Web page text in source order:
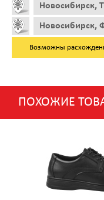
Новосибирск,
Новосибирск,
Возможны
ПОХОЖИЕ